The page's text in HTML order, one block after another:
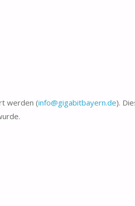
werden (info@gigabitbayern.de).